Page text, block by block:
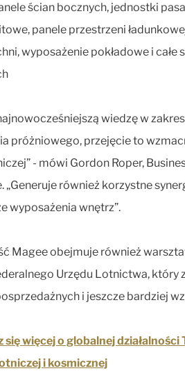
ścian bocznych, jednostki
panele przestrzeni
wyposażenie pokładowe i
wiedzę w
próżniowego, przejęcie to
- mówi Gordon Roper,
„Generuje również korzystne
wyposażenia wnętrz”.
Magee obejmuje również
Urzędu Lotnictwa, który
i jeszcze bardziej
się więcej o globalnej
i kosmicznej